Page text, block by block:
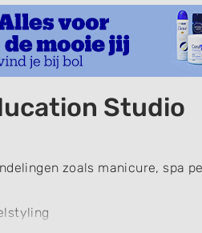
Studio
zoals manicure, spa